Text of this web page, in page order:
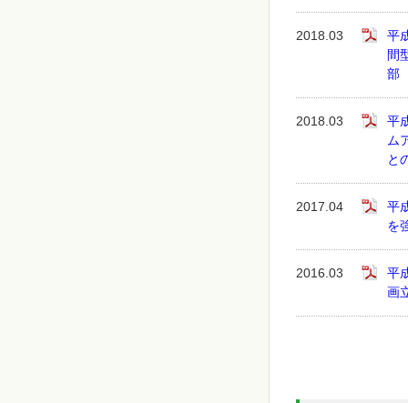
2018.03
平
間
部
2018.03
平
ム
と
2017.04
平
を
2016.03
平
画